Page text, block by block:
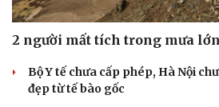
Sức khỏe
Dinh dưỡng - món ngon
Cây thuốc
Sản phụ khoa
Đời
Nhà
2 người mất tích trong mưa lớn
Bộ Y tế chưa cấp phép, Hà Nội
đẹp từ tế bào gốc